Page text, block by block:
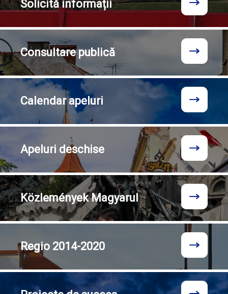
Solicităinformații
Consultarepublică
Calendarapeluri
Apeluri deschise
KözleményekMagyarul
Regio 2014-2020